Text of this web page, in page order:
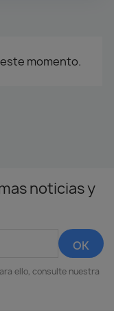
momento.
noticias y
ello, consulte nuestra